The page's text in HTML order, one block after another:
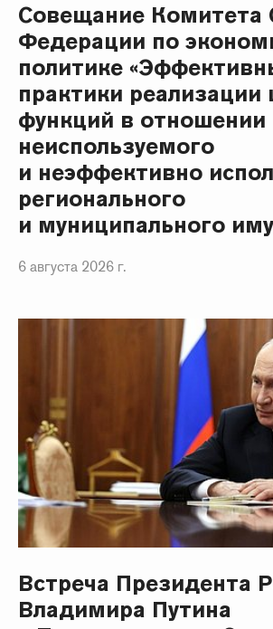
Совещание Комитета
Федерации по
политике
практики реализации
функций в отношении
неиспользуемого
и неэффективно
регионального
и муниципального
6 августа 2026 г.
Встреча Президента
Владимира Путина